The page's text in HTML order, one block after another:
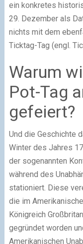
ein konkretes
29. Dezember als
nichts mit dem
Ticktag-Tag (engl.
Warum
Pot-Tag
gefeiert?
Und die Geschichte
Winter des Jahres
der sogenannten
während des
stationiert. Diese
die im
Königreich
gegründet worden
Amerikanischen